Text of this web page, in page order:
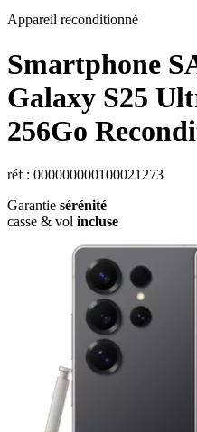
Appareil reconditionné
Smartphone
Galaxy S25
256Go
réf : 000000000100021273
Garantie sérénité
casse & vol incluse